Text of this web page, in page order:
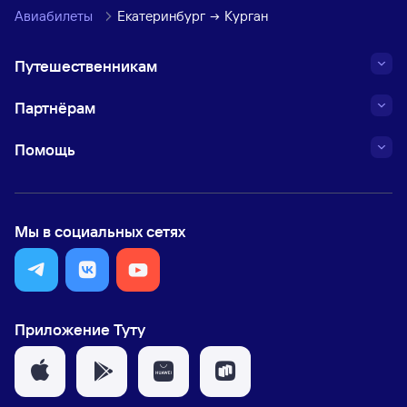
Авиабилеты Екатеринбург Курган
Путешественникам
Партнёрам
Помощь
Мы в социальных сетях
Приложение Туту